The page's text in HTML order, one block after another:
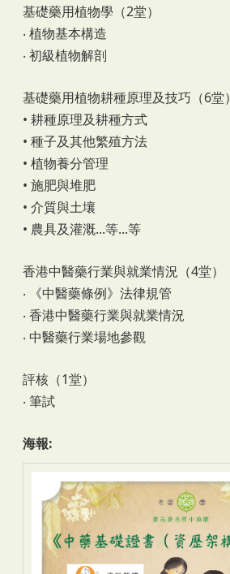
基礎藥用植物學（2堂）
‧ 植物基本構造
‧ 初級植物解剖
基礎藥用植物耕種原理及技巧（6堂）
• 耕種原理及耕種方式
• 種子及其他繁殖方法
• 植物養分管理
• 施肥與堆肥
• 介質與土壤
• 農具及灌溉...等...等
香港中醫藥行業與就業情況（4堂）
‧ 《中醫藥條例》法律規管
‧ 香港中醫藥行業與就業情況
‧ 中醫藥行業場地參觀
評核（1堂）
‧ 筆試
海報: